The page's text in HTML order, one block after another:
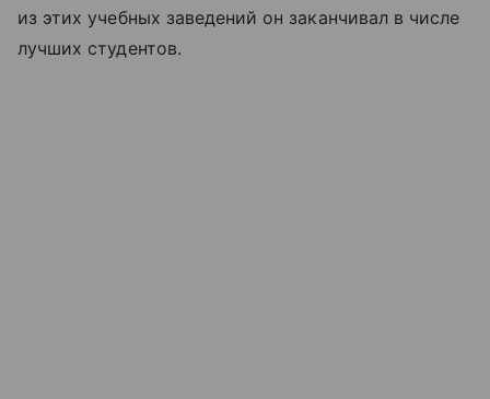
из этих учебных заведений он заканчивал в числе
лучших студентов.